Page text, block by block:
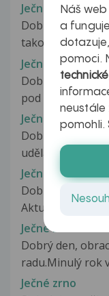
Ječné zrno
Dobrý den, měla
takovou bouli,
Ječné zrno
Dobrý den,
pod okem začalo
Ječné zrno
Dobrý den, před
udělala bulka.
Ječné zrno
Dobrý den,
Aktuálně ji jsou tři
Ječné zrno
Dobrý den,
radu.Minulý rok
Ječné zrno
Náš
a
pomoci.
technické
neustále
pomohli.